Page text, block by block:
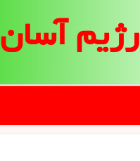
رژیم آسان